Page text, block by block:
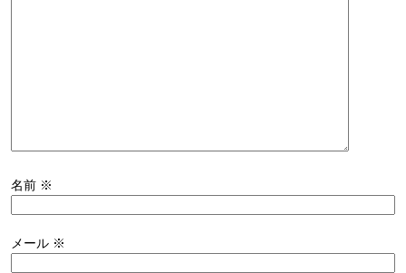
名前 ※
メール ※